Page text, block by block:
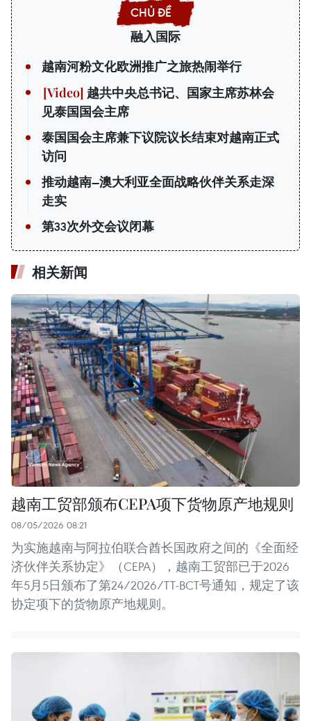
融入国际
越南河粉文化欧洲推广之旅热闹举行
越共中央总书记、国家主席苏林会
见泰国国会主席
泰国国会主席兼下议院议长结束对越南正式
访问
推动越南—澳大利亚全面战略伙伴关系走深
走实
第33次外交会议闭幕
相关新闻
越南工贸部颁布CEPA项下货物原产地规则
08/05/2026 08:21
为实施越南与阿拉伯联合酋长国政府之间的《全面经
济伙伴关系协定》（CEPA），越南工贸部已于2026
年5月5日颁布了第24/2026/TT-BCT号通知，规定了该
协定项下的货物原产地规则。